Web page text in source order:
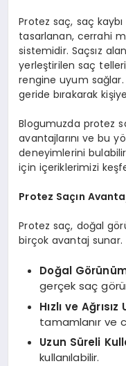
Protez saç, saç
tasarlanan, cerrahi
sistemidir. Saçsız
yerleştirilen saç
rengine uyum sağlar.
geride bırakarak
Blogumuzda protez
avantajlarını ve bu
deneyimlerini
için içeriklerimizi
Protez Saçın
Protez saç, doğal
birçok avantaj sunar.
Doğal
gerçek saç
Hızlı ve
tamamlanır ve
Uzun Süreli
kullanılabilir.